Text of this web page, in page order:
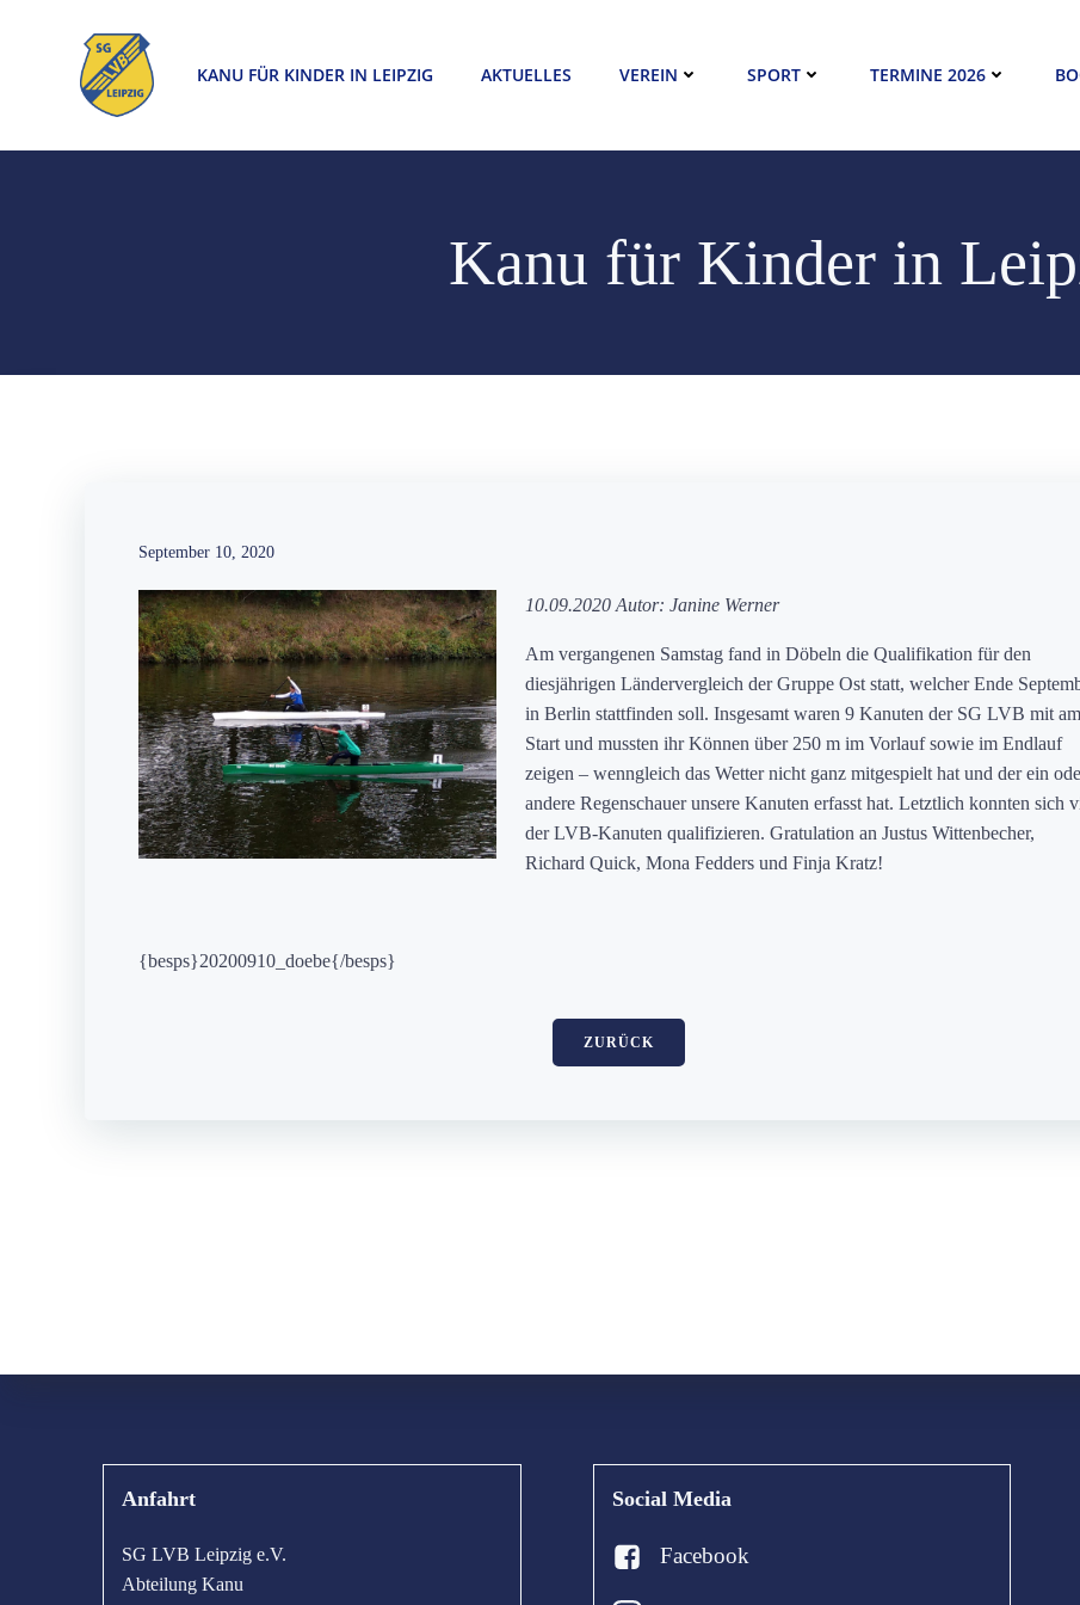
KANU FÜR KINDER IN LEIPZIG AKTUELLES VEREIN SPORT TERMINE 2026
Kanu für Kinder in
September 10, 2020
10.09.2020 Autor: Janine Werner
Am vergangenen Samstag fand in Döbeln die Qualifikation für den
diesjährigen Ländervergleich der Gruppe Ost statt, welcher Ende
in Berlin stattfinden soll. Insgesamt waren 9 Kanuten der SG LVB mit am
Start und mussten ihr Können über 250 m im Vorlauf sowie im Endlauf
zeigen – wenngleich das Wetter nicht ganz mitgespielt hat und der ein
andere Regenschauer unsere Kanuten erfasst hat. Letztlich konnten sich
der LVB-Kanuten qualifizieren. Gratulation an Justus Wittenbecher,
Richard Quick, Mona Fedders und Finja Kratz!
{besps}20200910_doebe{/besps}
ZURÜCK
Anfahrt
SG LVB Leipzig e.V.
Abteilung Kanu
Social Media
Facebook